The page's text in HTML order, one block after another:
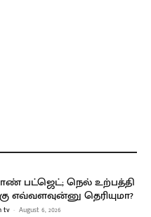
பட்ஜெட்; நெல் உற்பத்தி
எவ்வளவுன்னு தெரியுமா?
tv - August 6, 2026